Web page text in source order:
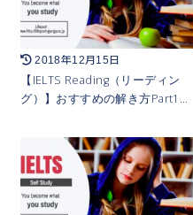
2018年12月15日
【IELTS Reading（リーディン
グ）】おすすめの解き方Part1…